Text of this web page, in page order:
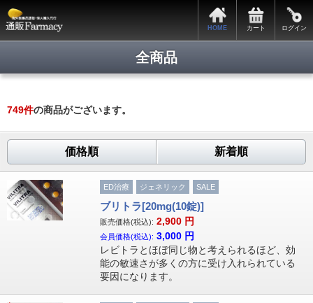
HOME カート ログイン
全商品
749件の商品がございます。
価格順 新着順
ED治療 ジェネリック SALE
ブリトラ[20mg(10錠)]
販売価格(税込): 2,900 円
会員価格(税込): 3,000 円
レビトラとほぼ同じ物と考えられるほど、効
能の敏速さが多くの方に受け入れられている
要因になります。